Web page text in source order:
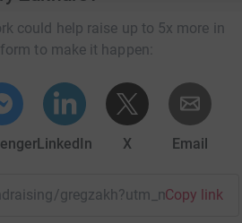
could help raise up to 5x more in
to make it happen:
LinkedIn X Email
Copy link